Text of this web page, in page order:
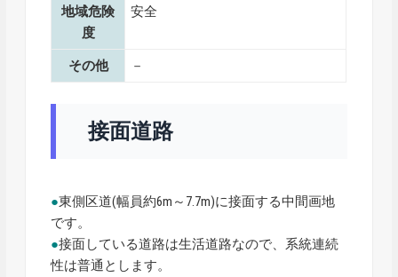
地域危険
度
安全
その他 －
接面道路
●東側区道(幅員約6m～7.7m)に接面する中間画地
です。
●接面している道路は生活道路なので、系統連続
性は普通とします。